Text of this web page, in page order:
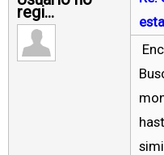
regi...